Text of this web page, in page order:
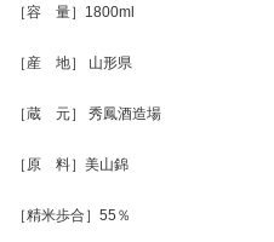
［容 量］1800ml
［産 地］ 山形県
［蔵 元］ 秀鳳酒造場
［原 料］美山錦
［精米歩合］55％